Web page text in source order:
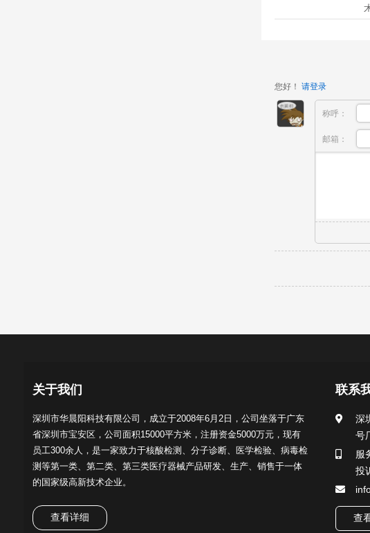
您好！ 请登录
称呼：
邮箱：
关于我们
深圳市华晨阳科技有限公司，成立于2008年6月2日，公司坐落于广东
省深圳市宝安区，公司面积15000平方米，注册资金5000万元，现有
员工300余人，是一家致力于核酸检测、分子诊断、医学检验、病毒检
测等第一类、第二类、第三类医疗器械产品研发、生产、销售于一体
的国家级高新技术企业。
查看详细
联系
深
号
服
投
查